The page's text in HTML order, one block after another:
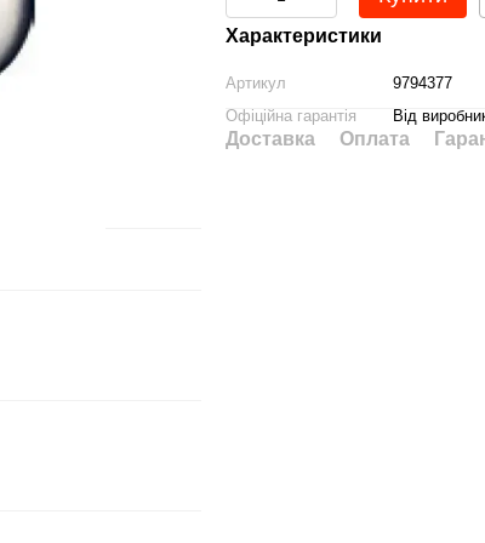
Характеристики
Артикул
9794377
Офіційна гарантія
Від
Доставка Оплата